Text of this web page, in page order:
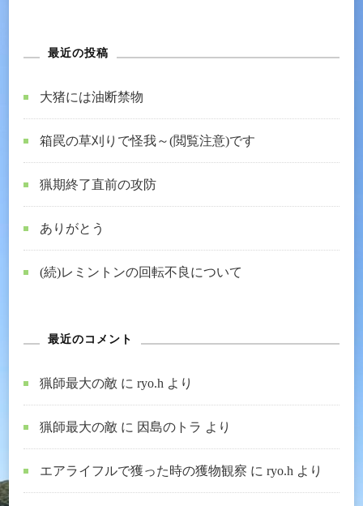
最近の投稿
大猪には油断禁物
箱罠の草刈りで怪我～(閲覧注意)です
猟期終了直前の攻防
ありがとう
(続)レミントンの回転不良について
最近のコメント
猟師最大の敵 に ryo.h より
猟師最大の敵 に 因島のトラ より
エアライフルで獲った時の獲物観察 に ryo.h より